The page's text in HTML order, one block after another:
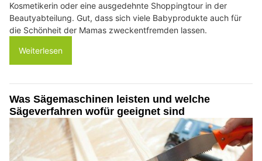
Kosmetikerin oder eine ausgedehnte Shoppingtour in der
Beautyabteilung. Gut, dass sich viele Babyprodukte auch für
die Schönheit der Mamas zweckentfremden lassen.
Weiterlesen
Was Sägemaschinen leisten und welche
Sägeverfahren wofür geeignet sind